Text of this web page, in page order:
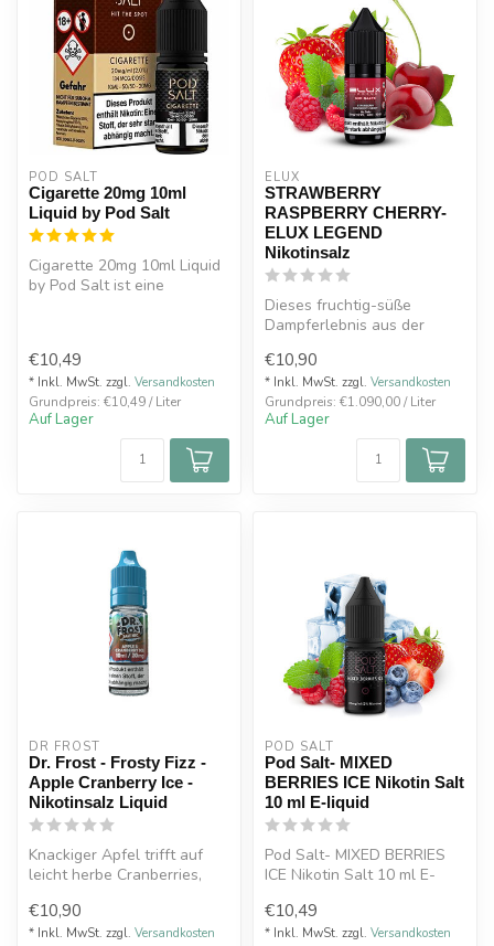
POD SALT
Cigarette 20mg 10ml
Liquid by Pod Salt
Cigarette 20mg 10ml Liquid
by Pod Salt ist eine
€10,49
* Inkl. MwSt. zzgl. Versandkosten
Grundpreis: €10,49 / Liter
Auf Lager
ELUX
STRAWBERRY
RASPBERRY CHERRY-
ELUX LEGEND
Nikotinsalz
Dieses fruchtig-süße
Dampferlebnis aus der
Liquid Reihe ...
€10,90
* Inkl. MwSt. zzgl. Versandkosten
Grundpreis: €1.090,00 / Liter
Auf Lager
DR FROST
Dr. Frost - Frosty Fizz -
Apple Cranberry Ice -
Nikotinsalz Liquid
Knackiger Apfel trifft auf
leicht herbe Cranberries,
€10,90
* Inkl. MwSt. zzgl. Versandkosten
POD SALT
Pod Salt- MIXED
BERRIES ICE Nikotin Salt
10 ml E-liquid
Pod Salt- MIXED BERRIES
ICE Nikotin Salt 10 ml E-
€10,49
* Inkl. MwSt. zzgl. Versandkosten